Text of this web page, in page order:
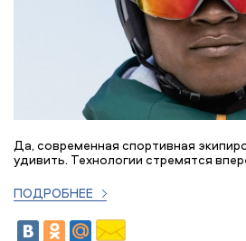
Да, современная спортивная
удивить. Технологии стремятся
ПОДРОБНЕЕ